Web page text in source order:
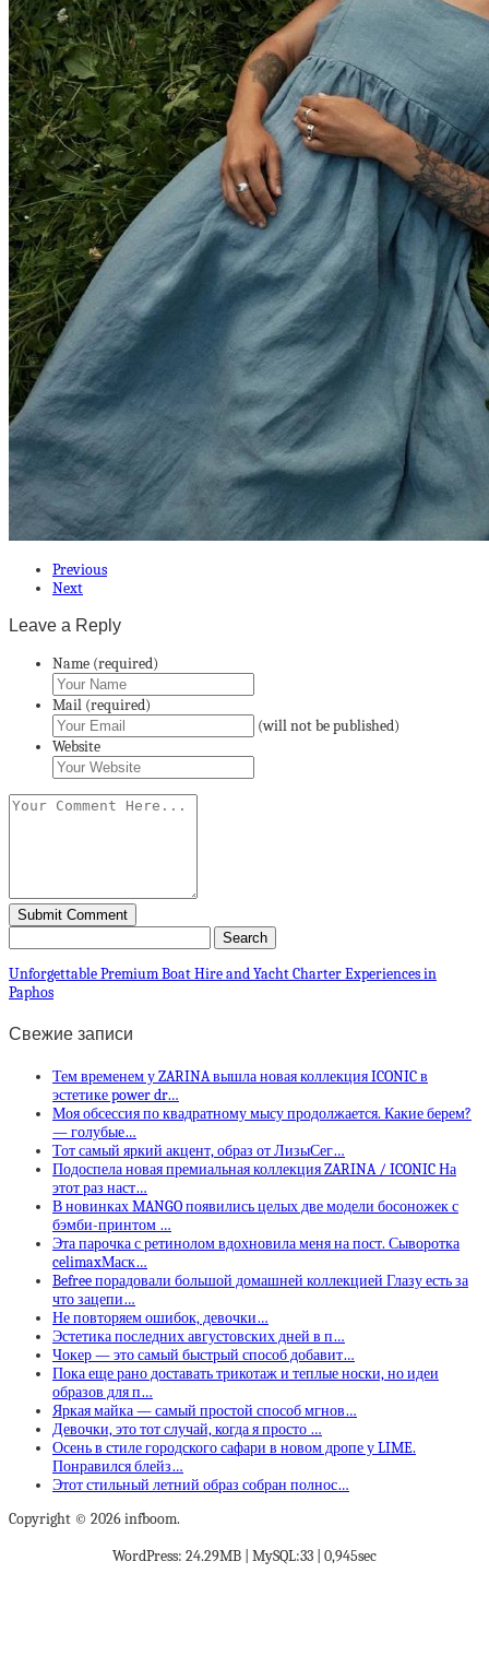
Previous
Next
Leave a Reply
Name (required)
Mail (required)
(will not be published)
Website
Unforgettable Premium Boat Hire and Yacht Charter Experiences in
Paphos
Свежие записи
Тем временем у ZARINA вышла новая коллекция ICONIC в
эстетике power dr…
Моя обсессия по квадратному мысу продолжается. Какие берем?
— голубые…
Тот самый яркий акцент, образ от ЛизыСег…
Подоспела новая премиальная коллекция ZARINA / ICONIC На
этот раз наст…
В новинках MANGO появились целых две модели босоножек с
бэмби-принтом …
Эта парочка с ретинолом вдохновила меня на пост. Сыворотка
celimaxМаск…
Befree порадовали большой домашней коллекцией Глазу есть за
что зацепи…
Не повторяем ошибок, девочки…
Эстетика последних августовских дней в п…
Чокер — это самый быстрый способ добавит…
Пока еще рано доставать трикотаж и теплые носки, но идеи
образов для п…
Яркая майка — самый простой способ мгнов…
Девочки, это тот случай, когда я просто …
Осень в стиле городского сафари в новом дропе у LIME.
Понравился блейз…
Этот стильный летний образ собран полнос…
Copyright © 2026 infboom.
WordPress: 24.29MB | MySQL:33 | 0,945sec